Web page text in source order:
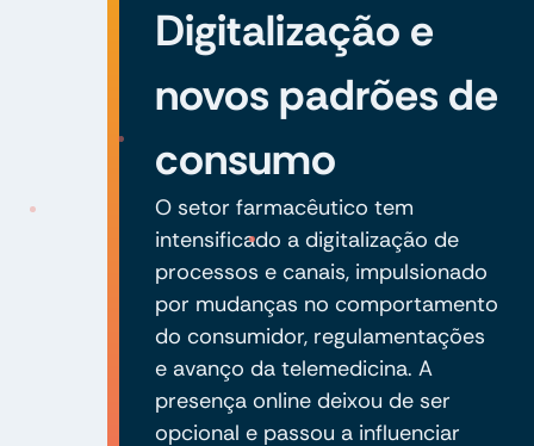
Digitalização e
novos padrões de
consumo
O setor farmacêutico tem
intensificado a digitalização de
processos e canais, impulsionado
por mudanças no comportamento
do consumidor, regulamentações
e avanço da telemedicina. A
presença online deixou de ser
opcional e passou a influenciar